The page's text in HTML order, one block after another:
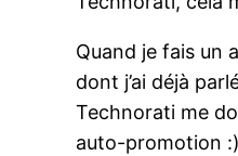
Quand je fais un
dont j’ai déjà
Technorati me
auto-promotion :)